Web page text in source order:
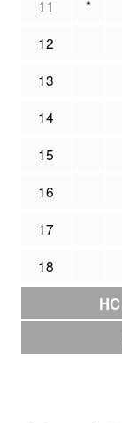
11
*
12
13
14
15
16
17
18